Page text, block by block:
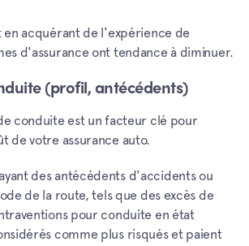
en acquérant de l'expérience de
d'assurance ont tendance à diminuer.
(profil, antécédents)
conduite est un facteur clé pour
de votre assurance auto.
des antécédents d'accidents ou
de la route, tels que des excès de
pour conduite en état
comme plus risqués et paient